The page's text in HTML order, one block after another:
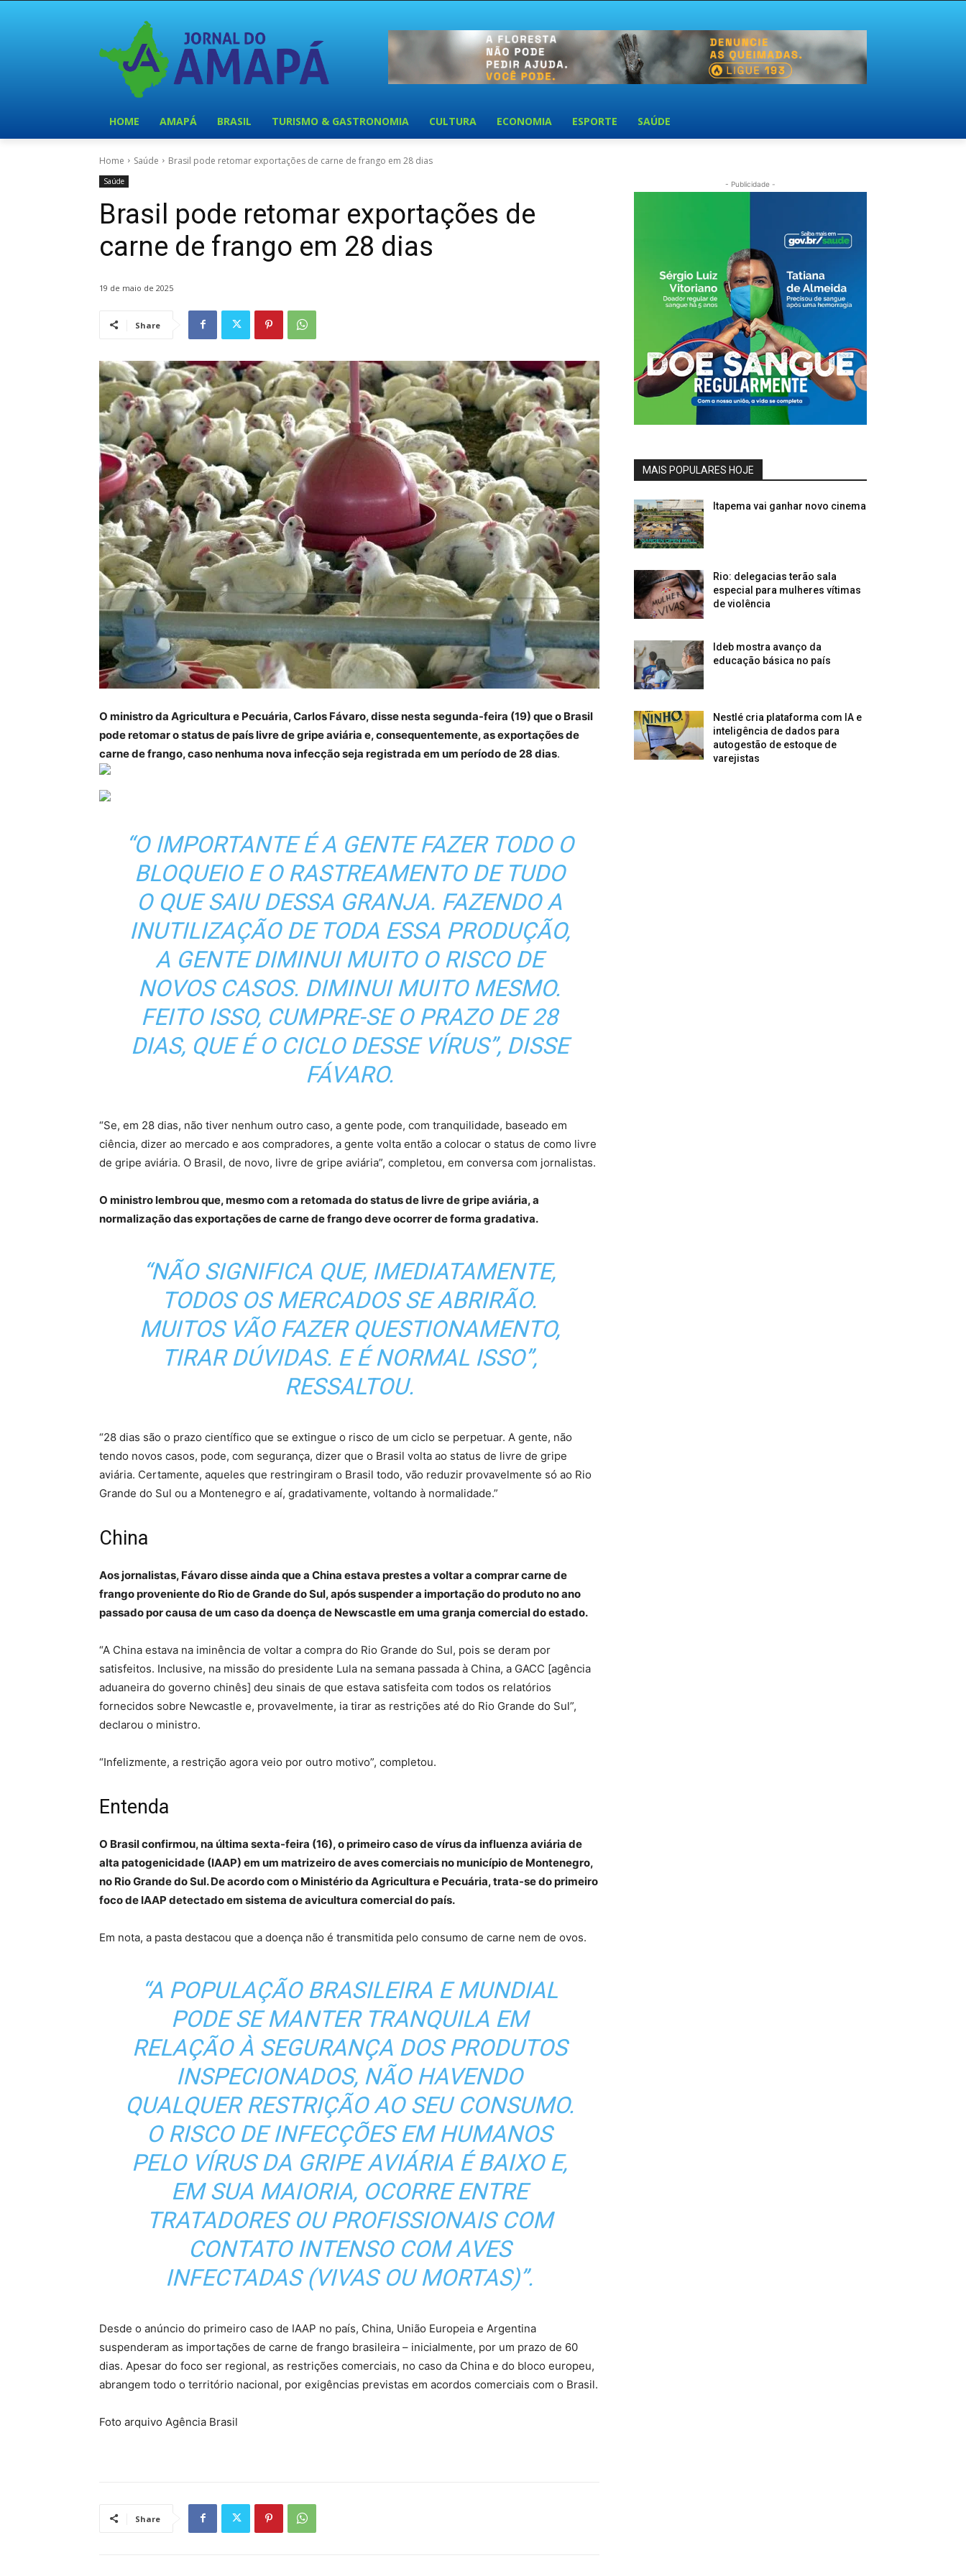
HOME AMAPÁ BRASIL TURISMO & GASTRONOMIA CULTURA ECONOMIA ESPORTE SAÚDE
Home Saúde Brasil pode retomar exportações de carne de frango em 28 dias
Saúde
Brasil pode retomar exportações de
carne de frango em 28 dias
19 de maio de 2025
Share
O ministro da Agricultura e Pecuária, Carlos Fávaro, disse nesta segunda-feira (19) que o Brasil
pode retomar o status de país livre de gripe aviária e, consequentemente, as exportações de
carne de frango, caso nenhuma nova infecção seja registrada em um período de 28 dias.
“O IMPORTANTE É A GENTE FAZER TODO O
BLOQUEIO E O RASTREAMENTO DE TUDO
O QUE SAIU DESSA GRANJA. FAZENDO A
INUTILIZAÇÃO DE TODA ESSA PRODUÇÃO,
A GENTE DIMINUI MUITO O RISCO DE
NOVOS CASOS. DIMINUI MUITO MESMO.
FEITO ISSO, CUMPRE-SE O PRAZO DE 28
DIAS, QUE É O CICLO DESSE VÍRUS”, DISSE
FÁVARO.
“Se, em 28 dias, não tiver nenhum outro caso, a gente pode, com tranquilidade, baseado em
ciência, dizer ao mercado e aos compradores, a gente volta então a colocar o status de como livre
de gripe aviária. O Brasil, de novo, livre de gripe aviária”, completou, em conversa com jornalistas.
O ministro lembrou que, mesmo com a retomada do status de livre de gripe aviária, a
normalização das exportações de carne de frango deve ocorrer de forma gradativa.
“NÃO SIGNIFICA QUE, IMEDIATAMENTE,
TODOS OS MERCADOS SE ABRIRÃO.
MUITOS VÃO FAZER QUESTIONAMENTO,
TIRAR DÚVIDAS. E É NORMAL ISSO”,
RESSALTOU.
“28 dias são o prazo científico que se extingue o risco de um ciclo se perpetuar. A gente, não
tendo novos casos, pode, com segurança, dizer que o Brasil volta ao status de livre de gripe
aviária. Certamente, aqueles que restringiram o Brasil todo, vão reduzir provavelmente só ao Rio
Grande do Sul ou a Montenegro e aí, gradativamente, voltando à normalidade.”
China
Aos jornalistas, Fávaro disse ainda que a China estava prestes a voltar a comprar carne de
frango proveniente do Rio de Grande do Sul, após suspender a importação do produto no ano
passado por causa de um caso da doença de Newscastle em uma granja comercial do estado.
“A China estava na iminência de voltar a compra do Rio Grande do Sul, pois se deram por
satisfeitos. Inclusive, na missão do presidente Lula na semana passada à China, a GACC [agência
aduaneira do governo chinês] deu sinais de que estava satisfeita com todos os relatórios
fornecidos sobre Newcastle e, provavelmente, ia tirar as restrições até do Rio Grande do Sul”,
declarou o ministro.
“Infelizmente, a restrição agora veio por outro motivo”, completou.
Entenda
O Brasil confirmou, na última sexta-feira (16), o primeiro caso de vírus da influenza aviária de
alta patogenicidade (IAAP) em um matrizeiro de aves comerciais no município de Montenegro,
no Rio Grande do Sul. De acordo com o Ministério da Agricultura e Pecuária, trata-se do primeiro
foco de IAAP detectado em sistema de avicultura comercial do país.
Em nota, a pasta destacou que a doença não é transmitida pelo consumo de carne nem de ovos.
“A POPULAÇÃO BRASILEIRA E MUNDIAL
PODE SE MANTER TRANQUILA EM
RELAÇÃO À SEGURANÇA DOS PRODUTOS
INSPECIONADOS, NÃO HAVENDO
QUALQUER RESTRIÇÃO AO SEU CONSUMO.
O RISCO DE INFECÇÕES EM HUMANOS
PELO VÍRUS DA GRIPE AVIÁRIA É BAIXO E,
EM SUA MAIORIA, OCORRE ENTRE
TRATADORES OU PROFISSIONAIS COM
CONTATO INTENSO COM AVES
INFECTADAS (VIVAS OU MORTAS)”.
Desde o anúncio do primeiro caso de IAAP no país, China, União Europeia e Argentina
suspenderam as importações de carne de frango brasileira – inicialmente, por um prazo de 60
dias. Apesar do foco ser regional, as restrições comerciais, no caso da China e do bloco europeu,
abrangem todo o território nacional, por exigências previstas em acordos comerciais com o Brasil.
Foto arquivo Agência Brasil
Share
- Publicidade -
MAIS POPULARES HOJE
Itapema vai ganhar novo cinema
Rio: delegacias terão sala
especial para mulheres vítimas
de violência
Ideb mostra avanço da
educação básica no país
Nestlé cria plataforma com IA e
inteligência de dados para
autogestão de estoque de
varejistas